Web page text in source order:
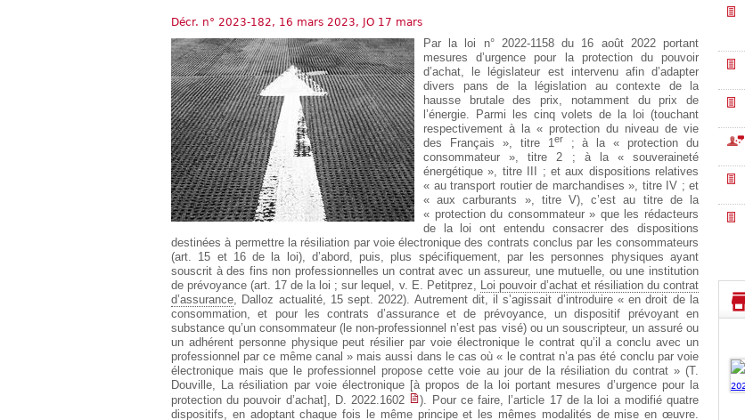
Décr. n° 2023-182, 16 mars 2023, JO 17 mars
Par la loi n° 2022-1158 du 16 août 2022 portant
mesures d’urgence pour la protection du pouvoir
d’achat, le législateur est intervenu afin d’adapter
divers pans de la législation au contexte de la
hausse brutale des prix, notamment du prix de
l’énergie. Parmi les cinq volets de la loi (touchant
respectivement à la « protection du niveau de vie
des Français », titre 1 er
; à la « protection du
consommateur », titre 2 ; à la « souveraineté
énergétique », titre III ; et aux dispositions relatives
« au transport routier de marchandises », titre IV ; et
« aux carburants », titre V), c’est au titre de la
« protection du consommateur » que les rédacteurs
de la loi ont entendu consacrer des dispositions
destinées à permettre la résiliation par voie électronique des contrats conclus par les consommateurs
(art. 15 et 16 de la loi), d’abord, puis, plus spécifiquement, par les personnes physiques ayant
souscrit à des fins non professionnelles un contrat avec un assureur, une mutuelle, ou une institution
de prévoyance (art. 17 de la loi ; sur lequel, v. E. Petitprez,
Loi pouvoir d’achat et résiliation du contrat
d’assurance , Dalloz actualité, 15 sept. 2022). Autrement dit, il s’agissait d’introduire « en droit de la
consommation, et pour les contrats d’assurance et de prévoyance, un dispositif prévoyant en
substance qu’un consommateur (le non-professionnel n’est pas visé) ou un souscripteur, un assuré ou
un adhérent personne physique peut résilier par voie électronique le contrat qu’il a conclu avec un
professionnel par ce même canal » mais aussi dans le cas où « le contrat n’a pas été conclu par voie
électronique mais que le professionnel propose cette voie au jour de la résiliation du contrat » (T.
Douville, La résiliation par voie électronique [à propos de la loi portant mesures d’urgence pour la
protection du pouvoir d’achat], D. 2022.1602
). Pour ce faire, l’article 17 de la loi a modifié quatre
dispositifs, en adoptant chaque fois le même principe et les mêmes modalités de mise en œuvre.